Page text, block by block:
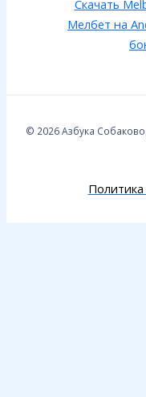
Скачать
Мелбет на
© 2026 Азбука